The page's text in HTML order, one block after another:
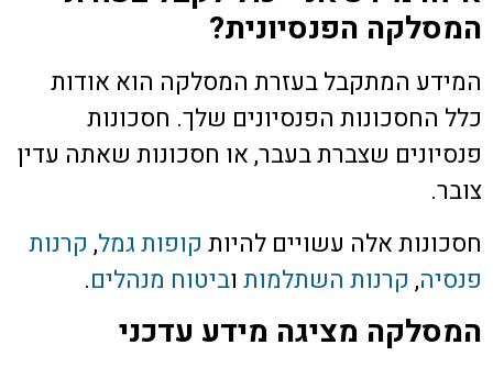
המסלקה הפנסיונית?
המידע המתקבל בעזרת המסלקה הוא אודות
כלל החסכונות הפנסיונים שלך. חסכונות
פנסיונים שצברת בעבר, או חסכונות שאתה עדין
צובר.
חסכונות אלה עשויים להיות קופות גמל, קרנות
פנסיה, קרנות השתלמות וביטוח מנהלים.
המסלקה מציגה מידע עדכני